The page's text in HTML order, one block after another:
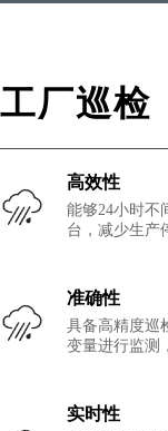
工厂巡检
高效性
能够24小时不
台，减少生产
准确性
具备高精度巡
变量进行监测
实时性